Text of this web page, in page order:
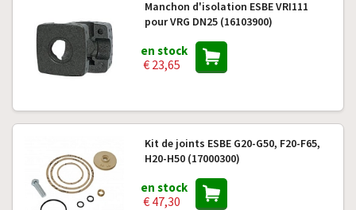
Manchon d'isolation ESBE VRI111
pour VRG DN25 (16103900)
en stock
€ 23,65
Kit de joints ESBE G20-G50, F20-F65,
H20-H50 (17000300)
en stock
€ 47,30